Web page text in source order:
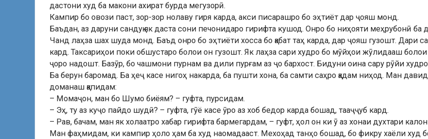
дастони худ ба макони ахират бурда мегузорӣ.
Кампир бо овози паст, зор-зор нолаву гиря карда, акси писарашро бо эҳтиёт дар ҷояш монд.
Баъдан, аз даруни сандуқ як даста сони печонидаро гирифта кушод. Онро бо ниҳояти меҳрубонӣ
Чанд лаҳза шах шуда монд. Баъд онро бо эҳтиёти хосса бо қабат таҳ карда, дар ҷояш гузошт. Дари
кард. Таксариҳои поки обшустаро болои он гузошт. Як лаҳза сари худро бо мӯйҳои жӯлидааш
ҷоро надошт. Базӯр, бо чашмони пурнам ва дили пурғам аз ҷо бархост. Бидуни оина сару рӯйи
Ба берун баромад. Ба ҳеҷ касе нигоҳ накарда, ба пушти хона, ба самти саҳро қадам ниҳод. Ман
доманаш қапидам:
– Момаҷон, ман бо Шумо биёям? – гуфта, пурсидам.
– Эҳ, ту аз куҷо пайдо шудӣ? – гуфта, гӯё касе ӯро аз хоб бедор карда бошад, тааҷҷуб кард.
– Рав, бачам, ман як холаатро хабар гирифта бармегардам, – гуфт, ҳол он ки ӯ аз хонаи духтари
Ман фаҳмидам, ки кампир ҳоло ҳам ба худ наомадааст. Мехоҳад танҳо бошад, бо фикру хаёли худ